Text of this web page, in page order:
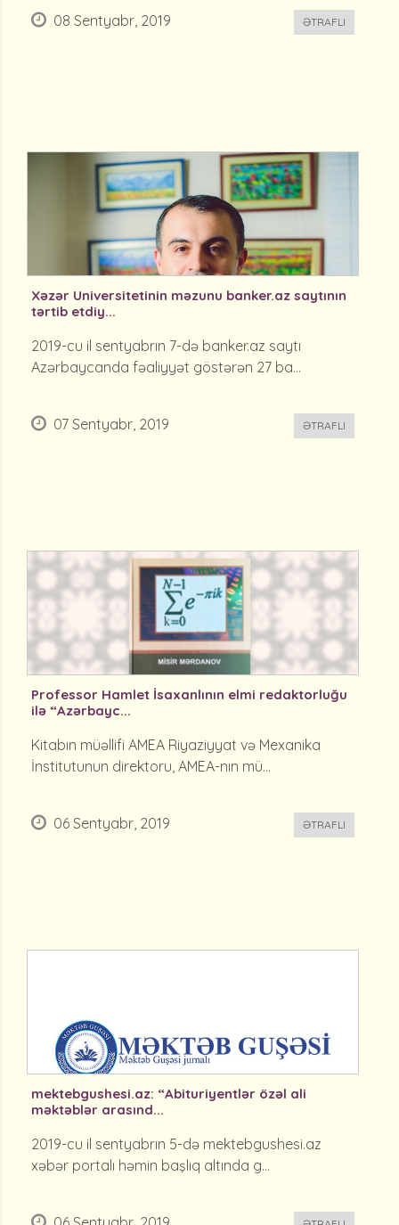
08 Sentyabr, 2019 ƏTRAFLI
Xəzər Universitetinin məzunu banker.az saytının
tərtib etdiy...
2019-cu il sentyabrın 7-də banker.az saytı
Azərbaycanda fəaliyyət göstərən 27 ba...
07 Sentyabr, 2019 ƏTRAFLI
Professor Hamlet İsaxanlının elmi redaktorluğu
ilə “Azərbayc...
Kitabın müəllifi AMEA Riyaziyyat və Mexanika
İnstitutunun direktoru, AMEA-nın mü...
06 Sentyabr, 2019 ƏTRAFLI
mektebgushesi.az: “Abituriyentlər özəl ali
məktəblər arasınd...
2019-cu il sentyabrın 5-də mektebgushesi.az
xəbər portalı həmin başlıq altında g...